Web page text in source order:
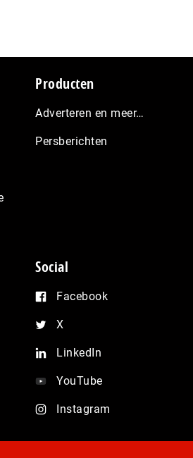
Producten
Adverteren en meer…
Persberichten
Social
Facebook
X
LinkedIn
YouTube
Instagram